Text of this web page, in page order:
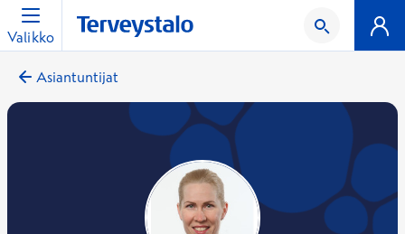
Valikko
Asiantuntijat